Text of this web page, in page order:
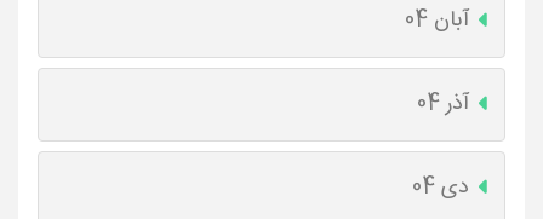
آبان 04
آذر 04
دی 04